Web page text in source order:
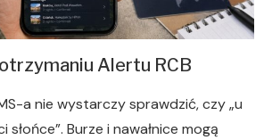
Alertu RCB
a nie wystarczy sprawdzić, czy „u
słońce”. Burze i nawałnice mogą